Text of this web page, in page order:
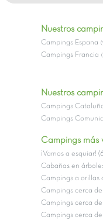
Nuestros
Campings Espana
Campings Francia
Nuestros
Campings
Campings
Campings más
¡Vamos a esquiar!
Cabañas en
Campings a orillas
Campings cerca
Campings cerca
Campings cerca de